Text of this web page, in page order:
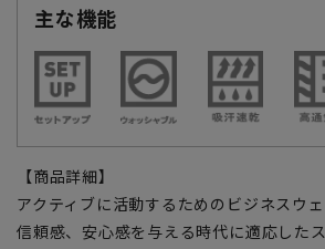
主な機能
【商品詳細】
アクティブに活動するためのビジネスウ
信頼感、安心感を与える時代に適応した